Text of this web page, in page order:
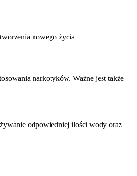
nowego życia.
narkotyków. Ważne jest także
odpowiedniej ilości wody oraz